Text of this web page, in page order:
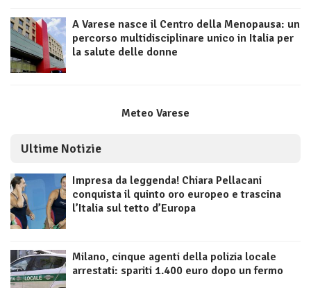
A Varese nasce il Centro della Menopausa: un
percorso multidisciplinare unico in Italia per
la salute delle donne
Meteo Varese
Ultime Notizie
Impresa da leggenda! Chiara Pellacani
conquista il quinto oro europeo e trascina
l’Italia sul tetto d’Europa
Milano, cinque agenti della polizia locale
arrestati: spariti 1.400 euro dopo un fermo